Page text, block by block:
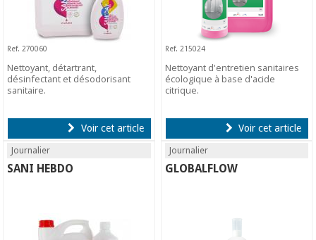
Ref. 270060
Nettoyant, détartrant,
désinfectant et désodorisant
sanitaire.
Voir cet article
Ref. 215024
Nettoyant d'entretien sanitaires
écologique à base d'acide
citrique.
Voir cet article
Journalier
SANI HEBDO
Journalier
GLOBALFLOW